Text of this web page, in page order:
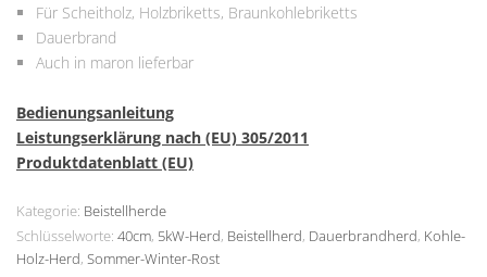
Für Scheitholz, Holzbriketts, Braunkohlebriketts
Dauerbrand
Auch in maron lieferbar
Bedienungsanleitung
Leistungserklärung nach (EU) 305/2011
Produktdatenblatt (EU)
Kategorie: Beistellherde
Schlüsselworte: 40cm, 5kW-Herd, Beistellherd, Dauerbrandherd, Kohle-
Holz-Herd, Sommer-Winter-Rost